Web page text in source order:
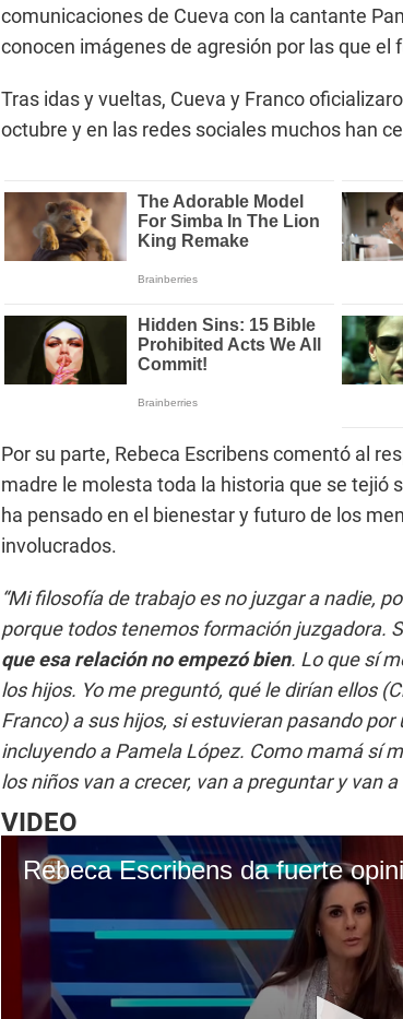
comunicaciones de Cueva con la cantante
conocen imágenes de agresión por las que el
Tras idas y vueltas, Cueva y Franco
octubre y en las redes sociales muchos han
Por su parte, Rebeca Escribens comentó al
madre le molesta toda la historia que se tejió
ha pensado en el bienestar y futuro de los
involucrados.
“Mi filosofía de trabajo es no juzgar a nadie,
porque todos tenemos formación juzgadora.
que esa relación no empezó bien. Lo que sí
los hijos. Yo me preguntó, qué le dirían ellos
Franco) a sus hijos, si estuvieran pasando por
incluyendo a Pamela López. Como mamá sí
los niños van a crecer, van a preguntar y van a
VIDEO